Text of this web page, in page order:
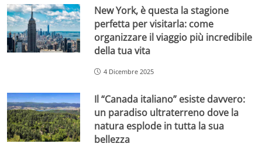
New York, è questa la stagione
perfetta per visitarla: come
organizzare il viaggio più incredibile
della tua vita
4 Dicembre 2025
Il “Canada italiano” esiste davvero:
un paradiso ultraterreno dove la
natura esplode in tutta la sua
bellezza